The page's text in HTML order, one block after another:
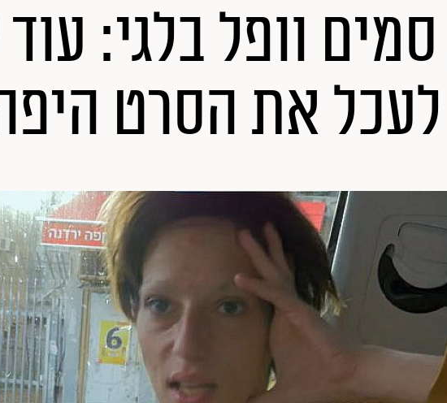
וופל בלגי:
לעכל את הסרט